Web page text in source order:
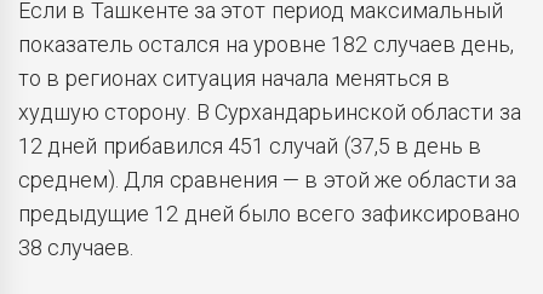
Если в Ташкенте за этот период максимальный
показатель остался на уровне 182 случаев день,
то в регионах ситуация начала меняться в
худшую сторону. В Сурхандарьинской области за
12 дней прибавился 451 случай (37,5 в день в
среднем). Для сравнения — в этой же области за
предыдущие 12 дней было всего зафиксировано
38 случаев.